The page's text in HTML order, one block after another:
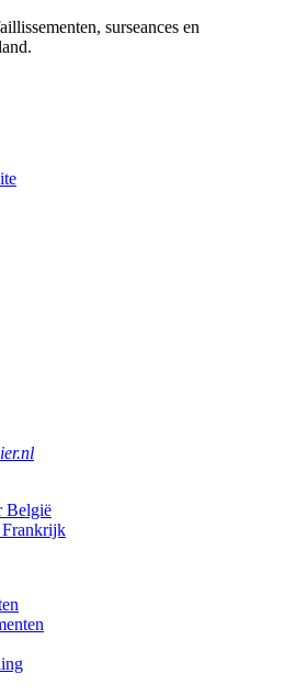
surseances en
België
Frankrijk